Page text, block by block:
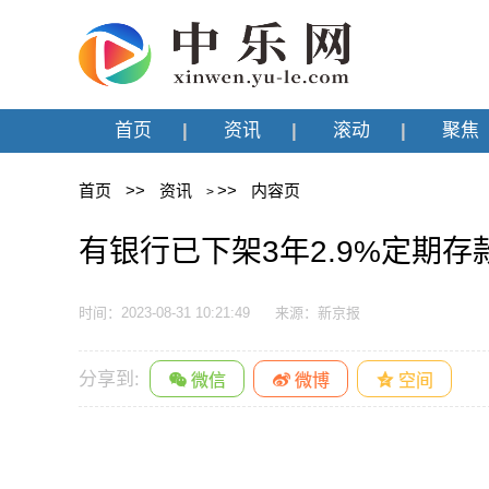
首页 资讯 滚动 聚焦
首页 >> 资讯 > >> 内容页
有银行已下架3年2.9%定期存
时间：2023-08-31 10:21:49 来源：新京报
分享到: